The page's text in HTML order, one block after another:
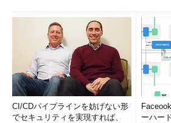
CI/CDパイプラインを妨げない形
でセキュリティを実現すれば、
ーハー